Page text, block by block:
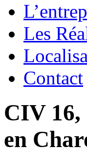
Les
Contact
CIV
en